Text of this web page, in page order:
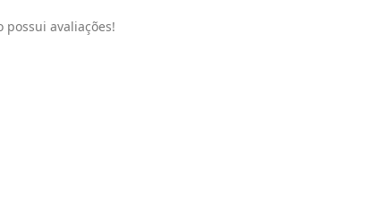
possui avaliações!